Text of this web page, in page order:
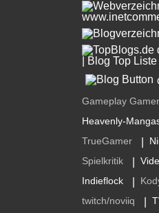
Gameplay
Heavenly-
TrueGamer
Spielkritik
Indieflock
twitch/noviiq